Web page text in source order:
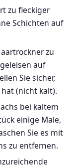
zu fleckiger
Schichten auf
zu
auf
Sie sicher,
(nicht kalt).
bei kaltem
einige Male,
Sie es mit
zu entfernen.